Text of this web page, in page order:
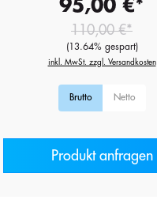
95,00 €*
110,00 €*
(13.64% gespart)
inkl. MwSt. zzgl. Versandkosten
Brutto Netto
Produkt anfragen